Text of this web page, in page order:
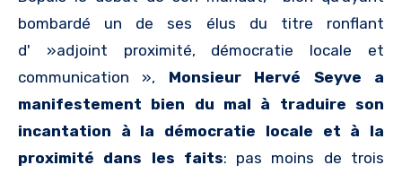
bombardé un de ses élus du titre ronflant
d' »adjoint proximité, démocratie locale et
communication », Monsieur Hervé Seyve a
manifestement bien du mal à traduire son
incantation à la démocratie locale et à la
proximité dans les faits: pas moins de trois